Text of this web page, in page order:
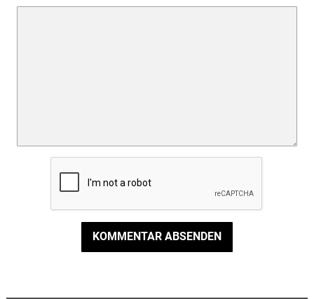
KOMMENTAR ABSENDEN